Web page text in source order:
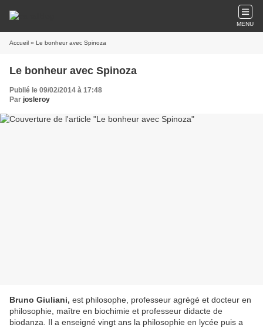
MENU
Accueil » Le bonheur avec Spinoza
Le bonheur avec Spinoza
Publié le 09/02/2014 à 17:48
Par josleroy
Bruno Giuliani, est philosophe, professeur agrégé et docteur en
philosophie, maître en biochimie et professeur didacte de
biodanza. Il a enseigné vingt ans la philosophie en lycée puis a